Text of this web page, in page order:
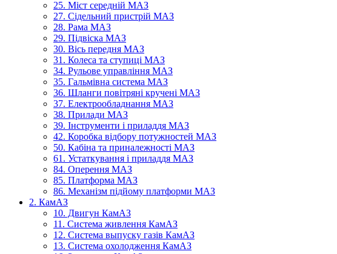
25. Міст середній МАЗ
27. Сідельний пристрій МАЗ
28. Рама МАЗ
29. Підвіска МАЗ
30. Вісь передня МАЗ
31. Колеса та ступиці МАЗ
34. Рульове управління МАЗ
35. Гальмівна система МАЗ
36. Шланги повітряні кручені МАЗ
37. Електрообладнання МАЗ
38. Прилади МАЗ
39. Інструменти і приладдя МАЗ
42. Коробка відбору потужностей МАЗ
50. Кабіна та приналежності МАЗ
61. Устаткування і приладдя МАЗ
84. Оперення МАЗ
85. Платформа МАЗ
86. Механізм підйому платформи МАЗ
2. КамАЗ
10. Двигун КамАЗ
11. Система живлення КамАЗ
12. Система выпуску газів КамАЗ
13. Система охолодження КамАЗ